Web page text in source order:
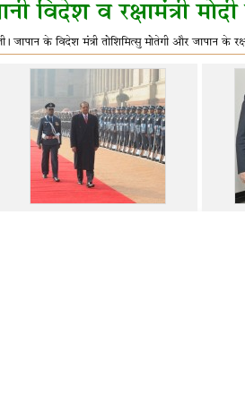
विदेश व रक्षामंत्री
जापान के विदेश मंत्री तोशिमित्सु मोतेगी और जापान के